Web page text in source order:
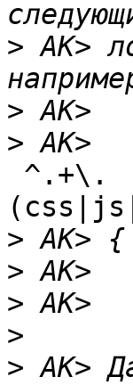
> AK>
>
>
>
>
>
>
> AK>